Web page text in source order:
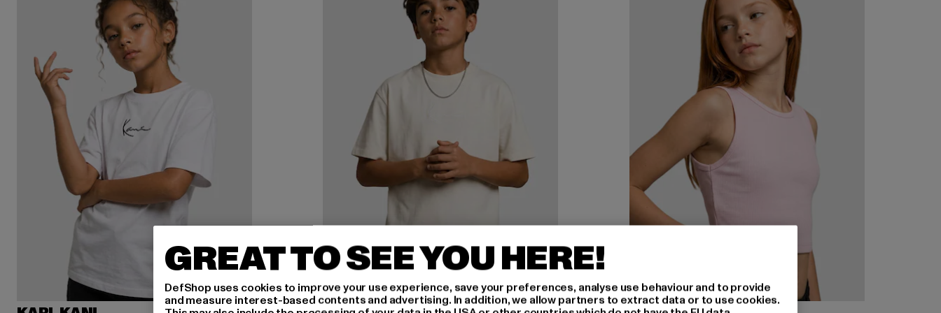
GREAT TO SEE YOU HERE!
DefShop uses cookies to improve your use experience, save your preferences, analyse use behaviour and to provide
and measure interest-based contents and advertising. In addition, we allow partners to extract data or to use cookies.